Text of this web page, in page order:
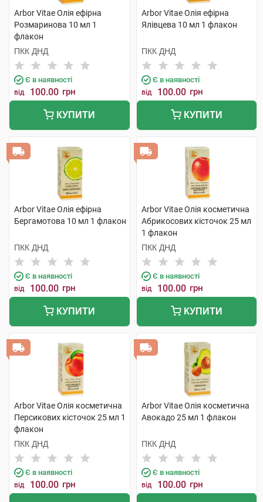
Arbor Vitae Олія ефірна
Розмаринова 10 мл 1
флакон
ПКК ДНД
Є в наявності
від 100.00 грн
КУПИТИ
Arbor Vitae Олія ефірна
Ялівцева 10 мл 1 флакон
ПКК ДНД
Є в наявності
від 100.00 грн
КУПИТИ
Arbor Vitae Олія ефірна
Бергамотова 10 мл 1 флакон
ПКК ДНД
Є в наявності
від 100.00 грн
КУПИТИ
Arbor Vitae Олія косметична
Абрикосових кісточок 25 мл
1 флакон
ПКК ДНД
Є в наявності
від 100.00 грн
КУПИТИ
Arbor Vitae Олія косметична
Персикових кісточок 25 мл 1
флакон
ПКК ДНД
Є в наявності
від 100.00 грн
Arbor Vitae Олія косметична
Авокадо 25 мл 1 флакон
ПКК ДНД
Є в наявності
від 100.00 грн